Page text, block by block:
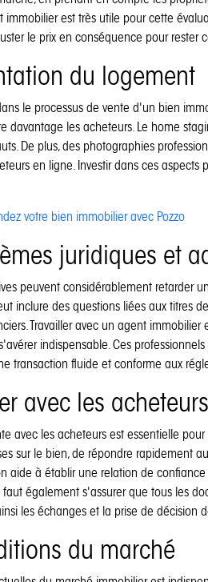
est très utile pour cette
le prix en conséquence pour rester
du logement
le processus de vente d'un bien
davantage les acheteurs. Le home
De plus, des photographies
en ligne. Investir dans ces
votre bien immobilier avec Pozzo
juridiques et
peuvent considérablement retarder
inclure des questions liées aux titres
Travailler avec un agent
indispensable. Ces
transaction fluide et conforme aux
avec les
avec les acheteurs est essentielle
sur le bien, de répondre rapidement
aide à établir une relation de
également s'assurer que tous les
les échanges et la prise de décision
du marché